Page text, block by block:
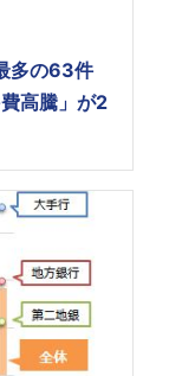
多の63件
高騰」が2